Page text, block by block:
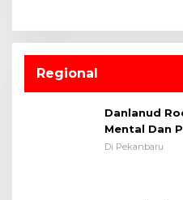
Regional
Danlanud
Mental Dan
Di Pekanbaru